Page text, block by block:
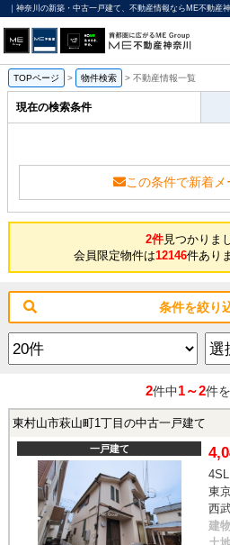
｜神奈川の新築・中古一戸建て、不動産情報ならME不動産神
TOPページ > 物件検索 > 不動産情報一覧
現在の検索条件
この条件で新着メ
2件見つかりま
会員限定物件は12146件あり
条件を絞り
2件中1～2件
東村山市萩山町1丁目の中古一戸建て
一戸建て
東
西
建